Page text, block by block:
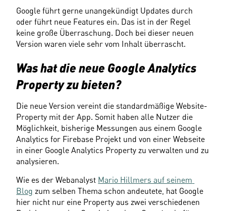
Google führt gerne unangekündigt Updates durch
oder führt neue Features ein. Das ist in der Regel
keine große Überraschung. Doch bei dieser neuen
Version waren viele sehr vom Inhalt überrascht.
Was hat die neue Google Analytics
Property zu bieten?
Die neue Version vereint die standardmäßige Website-
Property mit der App. Somit haben alle Nutzer die
Möglichkeit, bisherige Messungen aus einem Google
Analytics for Firebase Projekt und von einer Webseite
in einer Google Analytics Property zu verwalten und zu
analysieren.
Wie es der Webanalyst Mario Hillmers auf seinem
Blog zum selben Thema schon andeutete, hat Google
hier nicht nur eine Property aus zwei verschiedenen